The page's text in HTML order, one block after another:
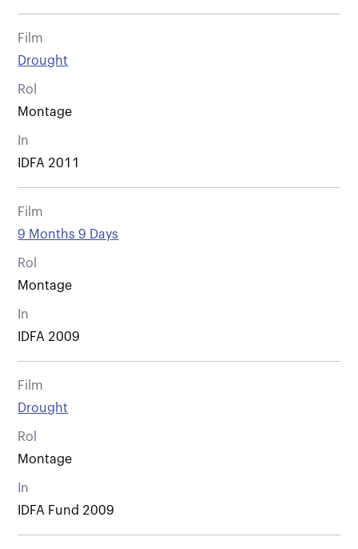
Film
Drought
Rol
Montage
In
IDFA 2011
Film
9 Months 9 Days
Rol
Montage
In
IDFA 2009
Film
Drought
Rol
Montage
In
IDFA Fund 2009